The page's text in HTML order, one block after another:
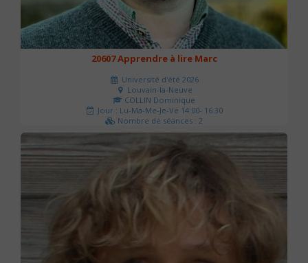
20607 Apprendre à lire Marc
Université d'été 2026
Louvain-la-Neuve
COLLIN Dominique
Jour : Lu-Ma-Me-Je-Ve 14:00- 16:30
Nombre de séances : 2
51 €